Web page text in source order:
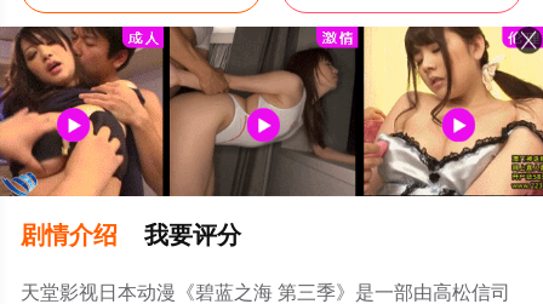
剧情介绍 我要评分
天堂影视日本动漫《碧蓝之海 第三季》是一部由高松信司